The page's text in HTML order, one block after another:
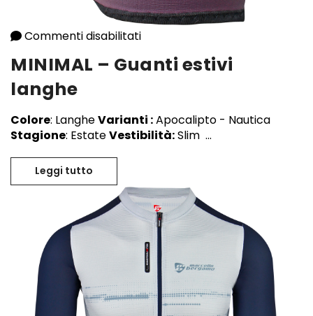
Commenti disabilitati
MINIMAL – Guanti estivi
langhe
Colore: LangheVarianti :Apocalipto - Nautica
Stagione: EstateVestibilità:Slim ...
Leggi tutto